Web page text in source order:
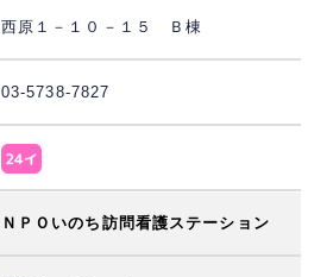
西原１－１０－１５ Ｂ棟
03-5738-7827
ＮＰＯいのち訪問看護ステーション